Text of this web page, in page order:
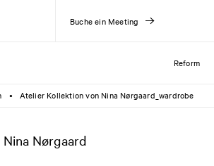
Reform
Buche ein Meeting
● Atelier Kollektion von Nina Nørgaard_wardrobe
Nørgaard